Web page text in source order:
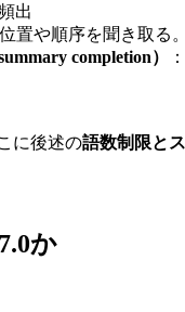
出
位置や順序を聞き取る
completion）
に後述の語数制限と
か